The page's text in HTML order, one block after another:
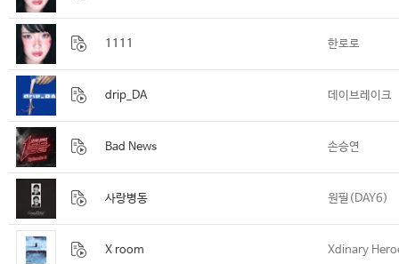
1111 한로로
drip_DA 데이브레이크
Bad News 손승연
사랑병동 원필(DAY6)
X room Xdinary